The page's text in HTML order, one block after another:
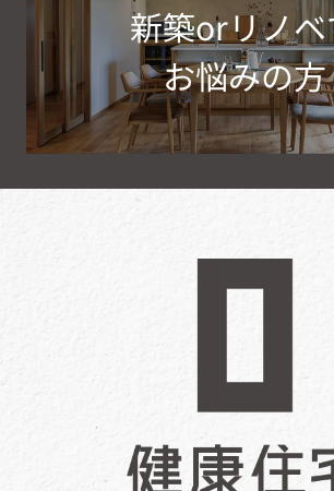
新築orリノ
お悩みの方